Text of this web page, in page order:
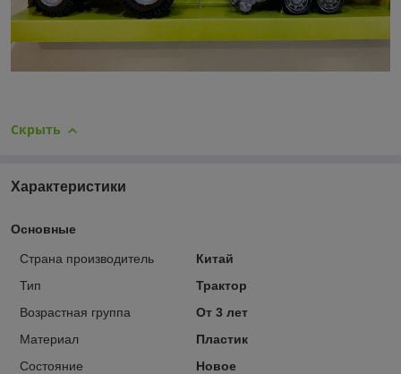
Скрыть
Характеристики
Основные
Страна производитель
Китай
Тип
Трактор
Возрастная группа
От 3 лет
Материал
Пластик
Состояние
Новое